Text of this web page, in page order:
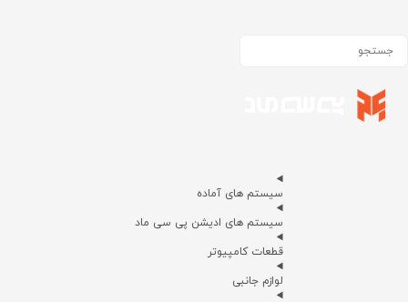
سیستم های آماده
سیستم های ادیشن پی سی ماد
قطعات کامپیوتر
لوازم جانبی